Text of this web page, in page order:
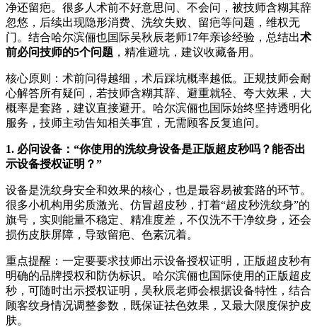
净还留疤。很多人术前不好意思问、不会问，被技师含糊其辞
忽悠，后续出现隐形消费、洗纹失败、留疤等问题，维权无
门。结合哈尔滨俪也国际吴秋辰老师17年亲诊经验，总结出术
前必问技师的5个问题 ，精准避坑，建议收藏备用。
核心原则：术前问得越细，术后踩坑概率越低。正规技师会耐
心解答所有疑问，若技师含糊其辞、避重就轻、夸大效果，大
概率是套路，建议直接避开。哈尔滨俪也国际始终坚持透明化
服务，技师主动告知相关事宜，无需顾客反复追问。
1. 必问设备：“你使用的洗纹身设备是正版超皮秒吗？能否出
示设备授权证明？”
设备是洗纹身安全和效果的核心，也是最容易被套路的环节。
很多小机构用劣质激光、仿冒超皮秒，打着“超皮秒洗纹身”的
旗号，实则能量不稳定、精准度差，不仅洗不干净纹身，还会
损伤皮肤屏障，导致留疤、色素沉着。
重点提醒：一定要要求技师出示设备授权证明，正版超皮秒有
明确的品牌授权和防伪标识。哈尔滨俪也国际使用的正版超皮
秒，可随时出示授权证明，吴秋辰老师会根据设备特性，结合
顾客纹身情况调整参数，既保证祛色效果，又最大限度保护皮
肤。